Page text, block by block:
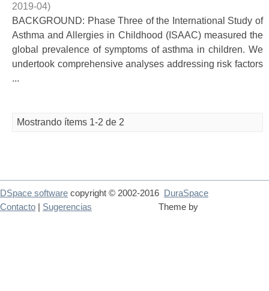
2019-04)
BACKGROUND: Phase Three of the International Study of
Asthma and Allergies in Childhood (ISAAC) measured the
global prevalence of symptoms of asthma in children. We
undertook comprehensive analyses addressing risk factors
...
Mostrando ítems 1-2 de 2
DSpace software copyright © 2002-2016
DuraSpace
Theme by
Contacto Sugerencias